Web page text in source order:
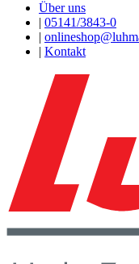
Über uns
| 05141/3843-0
|
| Kontakt